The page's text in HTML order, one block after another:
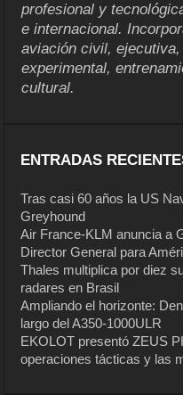
profesional y
e internacional.
aviación civil,
experimental,
cultural.
ENTRADAS
Tras casi 60 años la US
Greyhound
Air France-KLM anuncia a
Director General para
Thales multiplica por diez
radares en Brasil
Ampliando el horizonte:
largo del A350-1000ULR
EKOLOT presentó ZEUS
operaciones tácticas y las